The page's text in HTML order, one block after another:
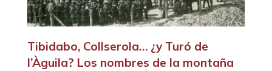
Tibidabo, Collserola… ¿y Turó de
l’Àguila? Los nombres de la montaña